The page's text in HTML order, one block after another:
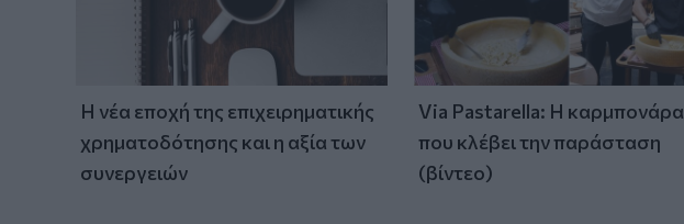
Η νέα εποχή της επιχειρηματικής
χρηματοδότησης και η αξία των
συνεργειών
Via Pastarella: Η καρμπονάρα
που κλέβει την παράσταση
(βίντεο)